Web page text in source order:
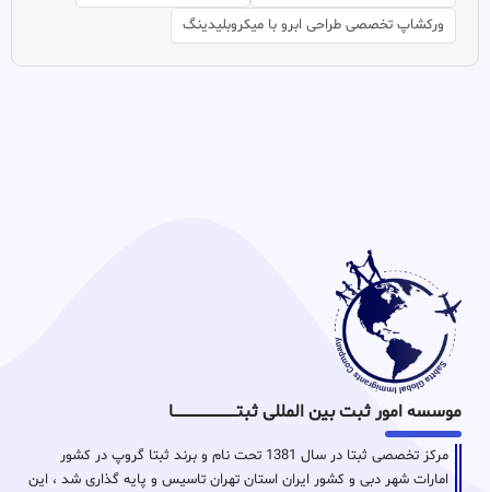
ورکشاپ تخصصی طراحی ابرو با میکروبلیدینگ
موسسه امور ثبت بین المللی ثبتـــــــــــــــــــــــــــــا
مرکز تخصصی ثبتا در سال 1381 تحت نام و برند ثبتا گروپ در کشور
امارات شهر دبی و کشور ایران استان تهران تاسیس و پایه گذاری شد ، این